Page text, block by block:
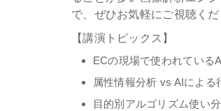
で、ぜひお気軽にご視聴くだ
【講演トピックス】
ECの現場で使われている
属性情報分析 vs AIによる
目的別アルゴリズム使い